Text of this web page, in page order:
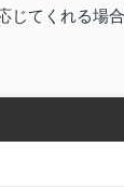
じてくれる場合